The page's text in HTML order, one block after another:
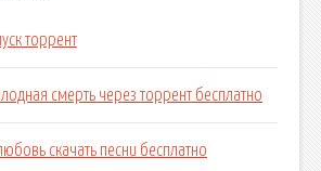
торрент
смерть через торрент бесплатно
скачать песни бесплатно